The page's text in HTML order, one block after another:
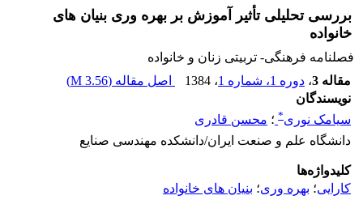
بررسی تحلیلی تأثیر آموزش بر بهره وری بنیان های
خانواده
فصلنامه فرهنگی- تربیتی زنان و خانواده
مقاله 3
، دوره 1، شماره 1 ، 1384 اصل مقاله (3.56 M
)
نویسندگان
سیامک نوری* ؛ محسن قادری
دانشگاه علم و صنعت ایران/دانشکده مهندسی صنایع
کلیدواژه‌ها
کارایی؛ بهره وری؛ بنیان های خانواده